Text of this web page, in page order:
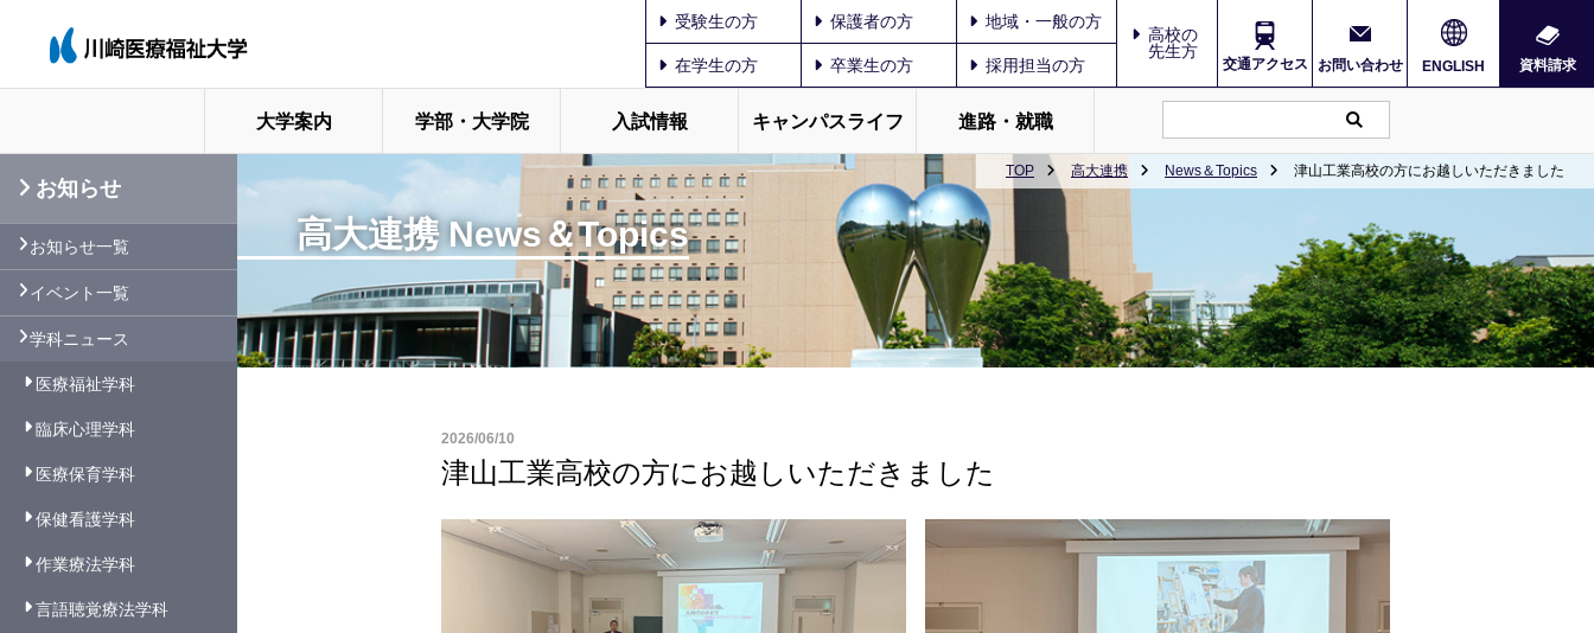
受験生の方 保護者の方 地域・一般の方
高校の
先生方
交通アクセス お問い合わせ ENGLISH 資料請求
在学生の方 卒業生の方 採用担当の方
大学案内 学部・大学院 入試情報 キャンパスライフ 進路・就職
TOP 高大連携 News＆Topics 津山工業高校の方にお越しいただきました
高大連携 News＆Topics
2026/06/10
津山工業高校の方にお越しいただきました
お知らせ
お知らせ一覧
イベント一覧
学科ニュース
医療福祉学科
臨床心理学科
医療保育学科
保健看護学科
作業療法学科
言語聴覚療法学科